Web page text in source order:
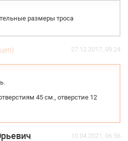
размеры троса
27.12.2017, 09:24
45 см., отверстие 12
10.04.2021, 06:56